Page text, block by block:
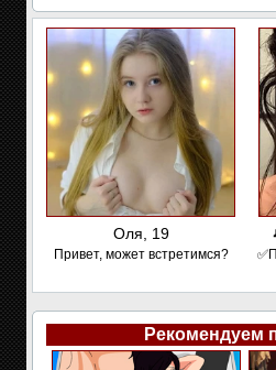
Оля, 19
Привет, может встретимся?
Рекомендуем